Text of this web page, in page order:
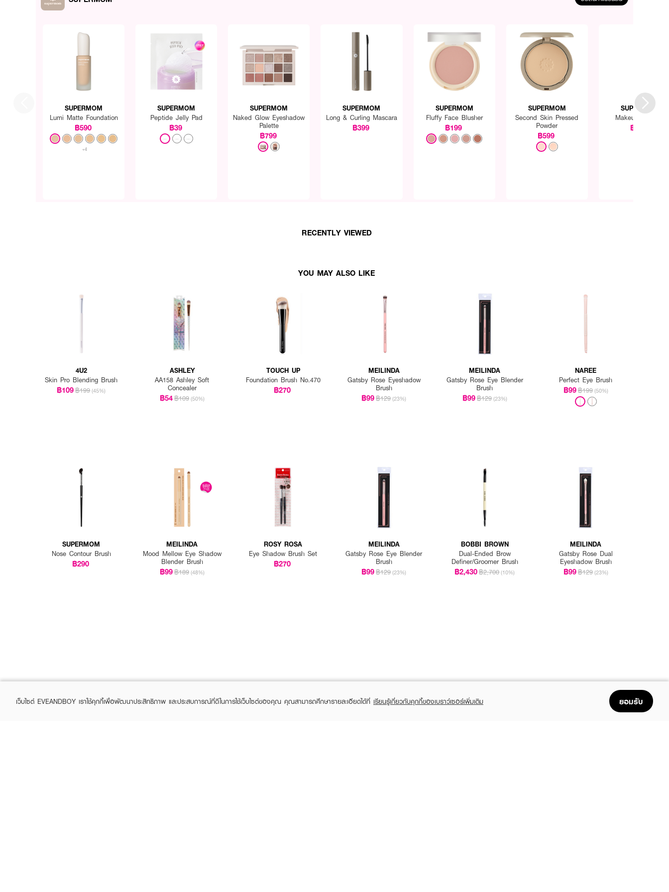
SUPERMOM
Lumi Matte Foundation
฿590
+4
SUPERMOM
Peptide Jelly Pad
฿39
SUPERMOM
Naked Glow Eyeshadow
Palette
฿799
SUPERMOM
Long & Curling Mascara
฿399
SUPERMOM
Fluffy Face Blusher
฿199
SUPERMOM
Second Skin Pressed
Powder
฿599
SUPERMOM
Makeup Spatula
฿169
RECENTLY VIEWED
YOU MAY ALSO LIKE
4U2
Skin Pro Blending Brush
฿109฿199 (45%)
ASHLEY
AA158 Ashley Soft
Concealer
฿54฿109 (50%)
TOUCH UP
Foundation Brush No.470
฿270
MEILINDA
Gatsby Rose Eyeshadow
Brush
฿99฿129 (23%)
MEILINDA
Gatsby Rose Eye Blender
Brush
฿99฿129 (23%)
NAREE
Perfect Eye Brush
฿99฿199 (50%)
SUPERMOM
Nose Contour Brush
฿290
MEILINDA
Mood Mellow Eye Shadow
Blender Brush
฿99฿189 (48%)
ROSY ROSA
Eye Shadow Brush Set
฿270
MEILINDA
Gatsby Rose Eye Blender
Brush
฿99฿129 (23%)
BOBBI BROWN
Dual-Ended Brow
Definer/Groomer Brush
฿2,430฿2,700 (10%)
MEILINDA
Gatsby Rose Dual
Eyeshadow Brush
฿99฿129 (23%)
เว็บไซต์ EVEANDBOY เราใช้คุกกี้เพื่อพัฒนาประสิทธิภาพ และประสบการณ์ที่ดีในการใช้เว็บไซต์ของคุณ คุณสามารถศึกษารายละเอียดได้ที่ เรียนรู้เกี่ยวกับคุกกี้ของเบราว์เซอร์เพิ่มเติม ยอมรับ